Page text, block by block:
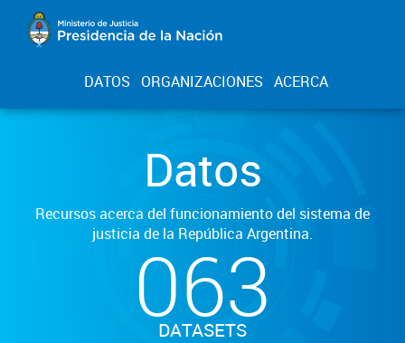
DATOS ORGANIZACIONES ACERCA
Datos
Recursos acerca del funcionamiento del sistema de
justicia de la República Argentina.
063
DATASETS